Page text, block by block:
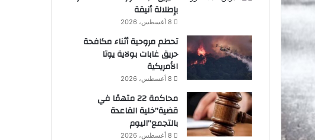
بإطلالة أنيقة
8 أغسطس، 2026
تحطم مروحية أثناء مكافحة
حريق غابات بولاية يوتا
الأمريكية
8 أغسطس، 2026
محاكمة 22 متهمًا في
قضية”خلية القاعدة
بالتجمع”اليوم
8 أغسطس، 2026